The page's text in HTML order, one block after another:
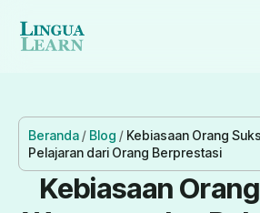
Beranda / Blog / Kebiasaan Orang
Pelajaran dari Orang Berprestasi
Kebiasaan